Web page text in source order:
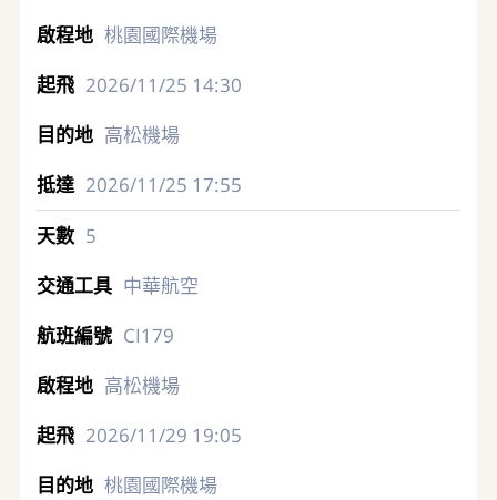
桃園國際機場
2026/11/25 14:30
高松機場
2026/11/25 17:55
5
中華航空
CI179
高松機場
2026/11/29 19:05
桃園國際機場